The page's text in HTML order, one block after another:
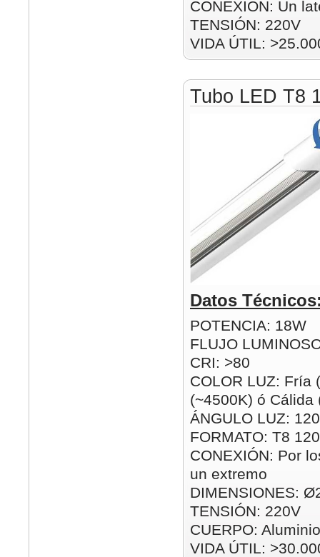
CONEXIÓN: Un
TENSIÓN: 220V
VIDA ÚTIL:
Tubo LED T8
Datos
POTENCIA: 18W
FLUJO
CRI: >80
COLOR LUZ: Fría
(~4500K) ó Cálida
ÁNGULO LUZ:
FORMATO: T8
CONEXIÓN: Por
un extremo
DIMENSIONES:
TENSIÓN: 220V
CUERPO: Aluminio
VIDA ÚTIL: